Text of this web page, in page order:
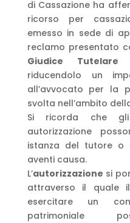
di Cassazione ha
ricorso per
emesso in sede di
reclamo presentato
Giudice Tutelare
riducendolo un
all’avvocato per la
svolta nell’ambito
Si ricorda che
autorizzazione
istanza del tutore o
aventi causa.
L’autorizzazione si
attraverso il quale
esercitare un
patrimoniale